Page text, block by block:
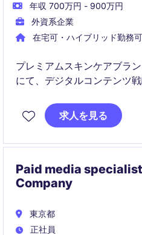
年収 700万円 - 900万円
外資系企業
在宅可・ハイブリッド勤務可
プレミアムスキンケアブラ
にて、デジタルコンテンツ
ブランド価値を高めながら
ャネルにおけるコンテンツ
求人を見る
Paid media
Company
東京都
正社員